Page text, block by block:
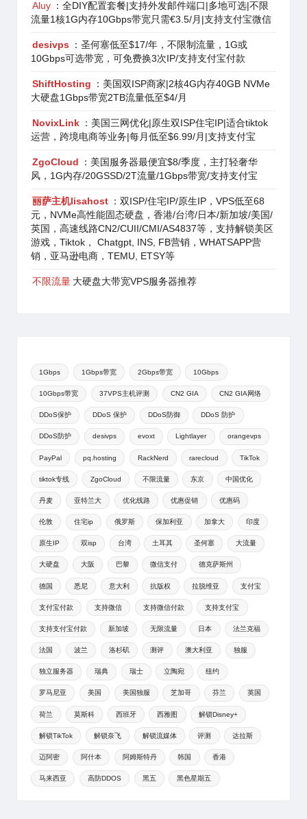
Aluy ：全DIY配置套餐|支持外发邮件端口|多地可选|不限
流量1核1G内存10Gbps带宽只需€3.5/月|支持支付宝微信
desivps
：圣何塞低至$17/年，不限制流量，1G或
10Gbps可选带宽，可免费换3次IP/支持支付宝付款
ShiftHosting
：美国双ISP商家|2核4G内存40GB NVMe
大硬盘1Gbps带宽2TB流量低至$4/月
NovixLink ：美国三网优化|原生双ISP住宅IP|适合tiktok
运营，跨境电商等业务|每月低至$6.99/月|支持支付宝
ZgoCloud
：美国服务器最便宜$8/季度，主打轻奢华
风，1G内存/20GSSD/2T流量/1Gbps带宽/支持支付宝
丽萨主机lisahost ：双ISP/住宅IP/原生IP，VPS低至68
元，NVMe高性能固态硬盘，香港/台湾/日本/新加坡/美国/
英国，高速线路CN2/CUII/CMI/AS4837等，支持解锁美区
游戏，Tiktok， Chatgpt, INS, FB营销，WHATSAPP营
销，亚马逊电商，TEMU, ETSY等
不限流量 大硬盘大带宽VPS服务器推荐
1Gbps 1Gbps带宽 2Gbps带宽 10Gbps
10Gbps带宽 37VPS主机评测 CN2 GIA CN2 GIA网络
DDoS保护 DDoS 保护 DDoS防御 DDoS 防护
DDoS防护 desivps evoxt Lightlayer orangevps
PayPal pq.hosting RackNerd rarecloud TikTok
tiktok专线 ZgoCloud 不限流量 东京 中国优化
丹麦 亚特兰大 优化线路 优惠促销 优惠码
伦敦 住宅ip 俄罗斯 保加利亚 加拿大 印度
原生IP 双isp 台湾 土耳其 圣何塞 大流量
大硬盘 大阪 巴黎 微信支付 德克萨斯州
德国 悉尼 意大利 抗版权 拉脱维亚 支付宝
支付宝付款 支持微信 支持微信付款 支持支付宝
支持支付宝付款 新加坡 无限流量 日本 法兰克福
法国 波兰 洛杉矶 测评 澳大利亚 独服
独立服务器 瑞典 瑞士 立陶宛 纽约
罗马尼亚 美国 美国独服 芝加哥 芬兰 英国
荷兰 莫斯科 西班牙 西雅图 解锁Disney+
解锁TikTok 解锁奈飞 解锁流媒体 评测 达拉斯
迈阿密 阿什本 阿姆斯特丹 韩国 香港
马来西亚 高防DDOS 黑五 黑色星期五